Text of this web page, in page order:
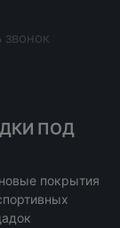
звонок
ПОД
покрытия